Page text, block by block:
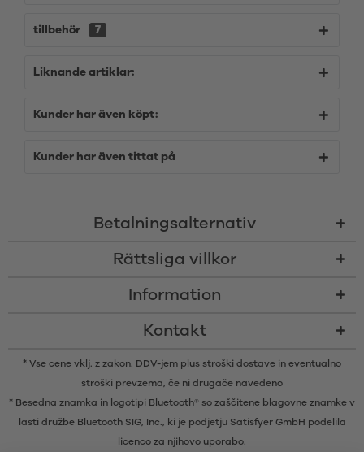
tillbehör 7
Liknande artiklar:
Kunder har även köpt:
Kunder har även tittat på
Betalningsalternativ
Rättsliga villkor
Information
Kontakt
* Vse cene vklj. z zakon. DDV-jem plus stroški dostave in eventualno
stroški prevzema, če ni drugače navedeno
* Besedna znamka in logotipi Bluetooth® so zaščitene blagovne znamke v
lasti družbe Bluetooth SIG, Inc., ki je podjetju Satisfyer GmbH podelila
licenco za njihovo uporabo.